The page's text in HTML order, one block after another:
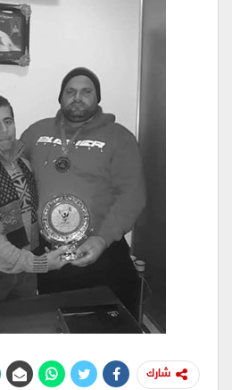
شارك